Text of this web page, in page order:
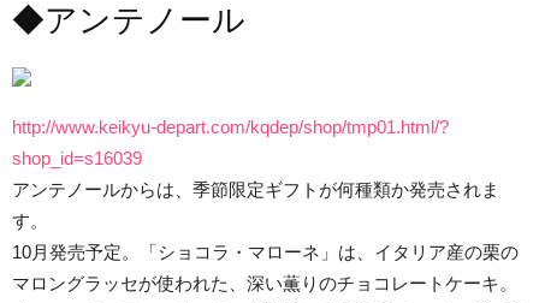
◆アンテノール
http://www.keikyu-depart.com/kqdep/shop/tmp01.html/?
shop_id=s16039
アンテノールからは、季節限定ギフトが何種類か発売されま
す。
10月発売予定。「ショコラ・マローネ」は、イタリア産の栗の
マロングラッセが使われた、深い薫りのチョコレートケーキ。